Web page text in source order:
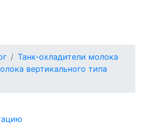
Танк-охладители молока
вертикального типа